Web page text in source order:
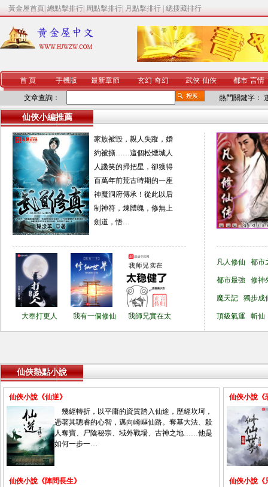
黃金屋首頁 總點擊排行 周點擊排行 月點擊排行 總搜藏排行
首 頁 手機版 最新章節 玄幻·奇幻 武俠·仙俠 都市·言情
文章查詢： 熱門關鍵字：
仙俠小編推薦
家族被毀，親人失蹤，婚
約被撕……這個松煙城人
人譏笑的掃把星，卻獲得
百萬年前荒古時期的一座
神魔洞府傳承！從此以后
制神符，煉體魄，修無上
劍道，悟…
大奉打更人 我有一個修仙 我師兄實在太
凡人修仙 都市
都市最強 修神
魔天記 獨步成
頂級氣運 斬仙
仙俠熱點小說
仙俠小說《仙逆》
幾經轉折，以平庸的資質踏入仙途，歷經坎坷，
憑著其聰睿的心智，邁向崎嶇仙路。奪基大法、殺
人奪寶、尸陰秘宗、域外戰場、古神之地……他是
如何一步一…
仙俠小說《陣問長生》
仙俠小說《
仙俠小說《